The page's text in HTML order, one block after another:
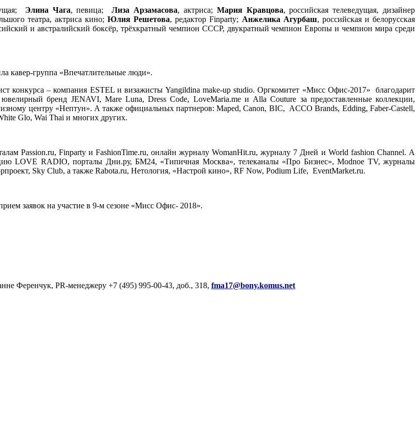
Элина Чага, певица;Лиза Арзамасова, актриса; Мария Кравцова, российская телеведущая, дизайнер
театра, актриса кино;Юлия Решетова, редактор Finparty; Анжелика Агурбаш, российская и белорусская
и австралийский боксёр, трёхкратный чемпион СССР, двукратный чемпион Европы и чемпион мира среди
кавер-группа «Впечатлительные люди».
конкурса – компания ESTEL и визажисты Yangildina make-up studio. Оргкомитет «Мисс Офис-2017» благодарит
бренд JENAVI, Mare Luna, Dress Code, LoveMaria.me и Alla Couture за предоставленные коллекции,
центру «Нептун». А также официальных партнеров: Maped, Canon, BIC, ACCO Brands, Edding, Faber-Castell,
Glo, Wai Thai и многих других.
Passion.ru, Finparty и FashionTime.ru, онлайн журналу WomanHit.ru, журналу 7 Дней и World fashion Channel. А
LOVE RADIO, порталы Дни.ру, БМ24, «Типичная Москва», телеканалы «Про Бизнес», Modnoe TV, журналы
Sky Club, а также Rabota.ru, Нетология, «Настрой кино», RF Now, Podium Life, EventMarket.ru.
заявок на участие в 9-м сезоне «Мисс Офис- 2018».
Ференчук, PR-менеджеру +7 (495) 995-00-43, доб., 318, fma17@bony.komus.net